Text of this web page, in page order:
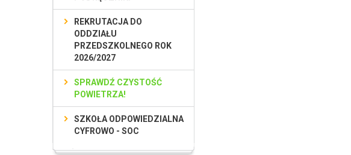
REKRUTACJA DO
ODDZIAŁU
PRZEDSZKOLNEGO ROK
2026/2027
SPRAWDŹ CZYSTOŚĆ
POWIETRZA!
SZKOŁA ODPOWIEDZIALNA
CYFROWO - SOC